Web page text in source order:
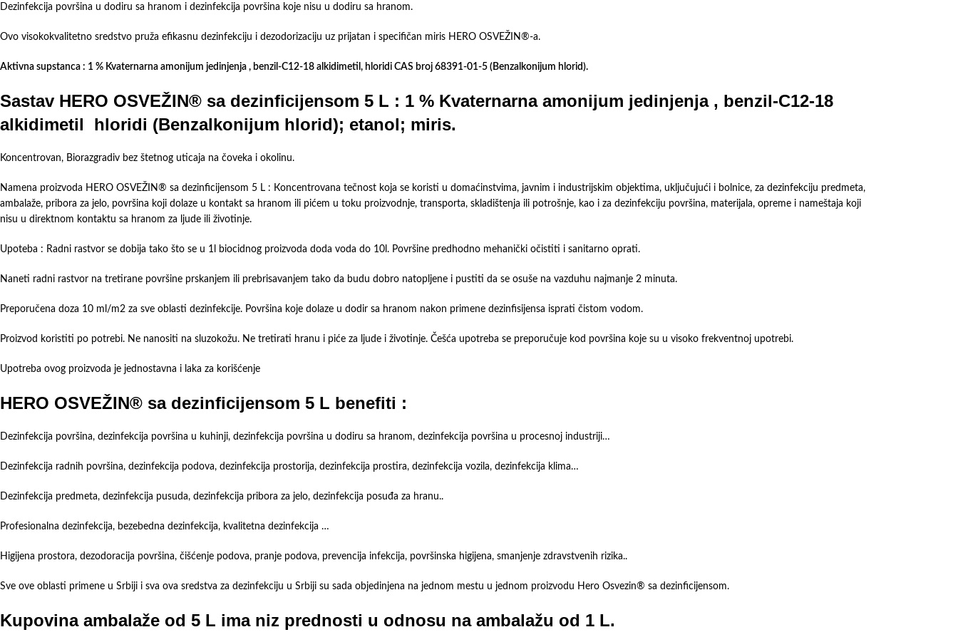
Dezinfekcija površina u dodiru sa hranom i dezinfekcija površina koje nisu u dodiru sa hranom.
Ovo visokokvalitetno sredstvo pruža efikasnu dezinfekciju i dezodorizaciju uz prijatan i specifičan miris HERO OSVEŽIN®-a.
Aktivna supstanca : 1 % Kvaternarna amonijum jedinjenja , benzil-С12-18 alkidimetil, hloridi CAS broj 68391-01-5 (Benzalkonijum hlorid).
Sastav HERO OSVEŽIN® sa dezinficijensom 5 L : 1 % Kvaternarna amonijum jedinjenja , benzil-С12-18
alkidimetil hloridi (Benzalkonijum hlorid); etanol; miris.
Koncentrovan, Biorazgradiv bez štetnog uticaja na čoveka i okolinu.
Namena proizvoda HERO OSVEŽIN® sa dezinficijensom 5 L : Кoncentrovana tečnost koja se koristi u domaćinstvima, javnim i industrijskim objektima, uključujući i bolnice, za dezinfekciju predmeta,
ambalaže, pribora za jelo, površina koji dolaze u kontakt sa hranom ili pićem u toku proizvodnje, transporta, skladištenja ili potrošnje, kao i za dezinfekciju površina, materijala, opreme i nameštaja koji
nisu u direktnom kontaktu sa hranom za ljude ili životinje.
Upoteba : Radni rastvor se dobija tako što se u 1l biocidnog proizvoda doda voda do 10l. Površine predhodno mehanički očistiti i sanitarno oprati.
Naneti radni rastvor na tretirane površine prskanjem ili prebrisavanjem tako da budu dobro natopljene i pustiti da se osuše na vazduhu najmanje 2 minuta.
Preporučena doza 10 ml/m2 za sve oblasti dezinfekcije. Površina koje dolaze u dodir sa hranom nakon primene dezinfisijensa isprati čistom vodom.
Proizvod koristiti po potrebi. Ne nanositi na sluzokožu. Ne tretirati hranu i piće za ljude i životinje. Češća upotreba se preporučuje kod površina koje su u visoko frekventnoj upotrebi.
Upotreba ovog proizvoda je jednostavna i laka za korišćenje
HERO OSVEŽIN® sa dezinficijensom 5 L benefiti :
Dezinfekcija površina, dezinfekcija površina u kuhinji, dezinfekcija površina u dodiru sa hranom, dezinfekcija površina u procesnoj industriji…
Dezinfekcija radnih površina, dezinfekcija podova, dezinfekcija prostorija, dezinfekcija prostira, dezinfekcija vozila, dezinfekcija klima…
Dezinfekcija predmeta, dezinfekcija pusuda, dezinfekcija pribora za jelo, dezinfekcija posuđa za hranu..
Profesionalna dezinfekcija, bezebedna dezinfekcija, kvalitetna dezinfekcija …
Higijena prostora, dezodoracija površina, čišćenje podova, pranje podova, prevencija infekcija, površinska higijena, smanjenje zdravstvenih rizika..
Sve ove oblasti primene u Srbiji i sva ova sredstva za dezinfekciju u Srbiji su sada objedinjena na jednom mestu u jednom proizvodu Hero Osvezin® sa dezinficijensom.
Kupovina ambalaže od 5 L ima niz prednosti u odnosu na ambalažu od 1 L.